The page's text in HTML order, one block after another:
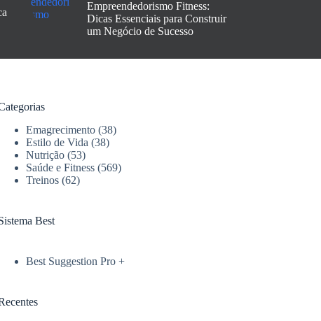
Empreendedorismo Fitness:
Dicas Essenciais para Construir
um Negócio de Sucesso
Emagrecimento (38)
Estilo de Vida (38)
Nutrição (53)
Saúde e Fitness (569)
Treinos (62)
Best
Best Suggestion Pro +